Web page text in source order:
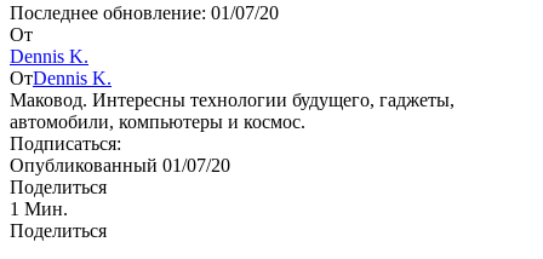
Последнее обновление: 01/07/20
От
Dennis K.
ОтDennis K.
Маковод. Интересны технологии будущего, гаджеты,
автомобили, компьютеры и космос.
Подписаться:
Опубликованный 01/07/20
Поделиться
1 Мин.
Поделиться